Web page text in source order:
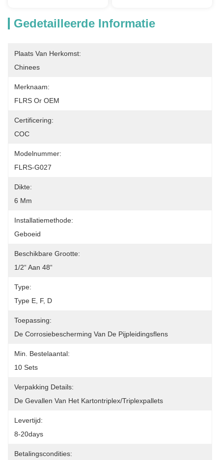
Gedetailleerde Informatie
Plaats Van Herkomst:
Chinees
Merknaam:
FLRS Or OEM
Certificering:
COC
Modelnummer:
FLRS-G027
Dikte:
6 Mm
Installatiemethode:
Geboeid
Beschikbare Grootte:
1/2“ Aan 48“
Type:
Type E, F, D
Toepassing:
De Corrosiebescherming Van De Pijpleidingsflens
Min. Bestelaantal:
10 Sets
Verpakking Details:
De Gevallen Van Het Kartontriplex/triplexpallets
Levertijd:
8-20days
Betalingscondities: